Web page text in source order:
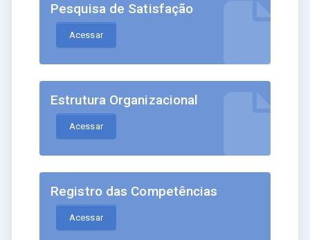
Pesquisa de Satisfação
Acessar
Estrutura Organizacional
Acessar
Registro das Competências
Acessar